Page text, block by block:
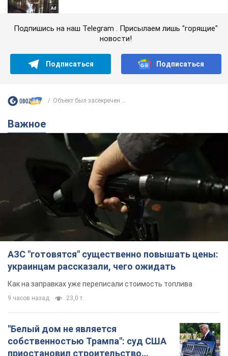
Подпишись на наш Telegram . Присылаем лишь "горящие"
новости!
Подписаться Подписаться
Объект был засекречен ...
Важное
АЗС "готовятся" существенно повышать цены:
украинцам рассказали, чего ожидать
Как на заправках уже переписали стоимость топлива
9 часов назад 23,0 т.
"Белый дом не является
собственностью Трампа": суд США
приостановил строительство